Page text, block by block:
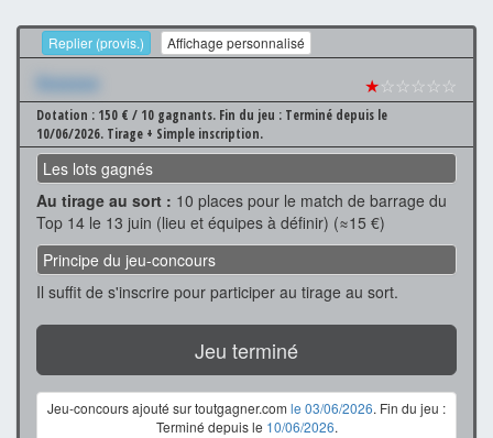
Replier (provis.) Affichage personnalisé
Xxxxxxx ★☆☆☆☆☆
Dotation : 150 € / 10 gagnants. Fin du jeu : Terminé depuis le
10/06/2026. Tirage + Simple inscription.
Les lots gagnés
Au tirage au sort : 10 places pour le match de barrage du
Top 14 le 13 juin (lieu et équipes à définir) (≈15 €)
Principe du jeu-concours
Il suffit de s'inscrire pour participer au tirage au sort.
Jeu terminé
Jeu-concours ajouté sur toutgagner.com le 03/06/2026. Fin du jeu :
Terminé depuis le 10/06/2026.